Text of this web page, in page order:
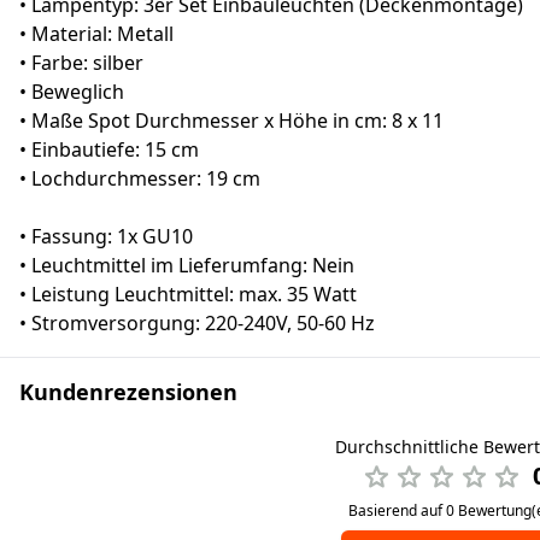
• Material: Metall
• Farbe: silber
• Beweglich
• Maße Spot Durchmesser x Höhe in cm: 8 x 11
• Einbautiefe: 15 cm
• Lochdurchmesser: 19 cm
• Fassung: 1x GU10
• Leuchtmittel im Lieferumfang: Nein
• Leistung Leuchtmittel: max. 35 Watt
• Stromversorgung: 220-240V, 50-60 Hz
Kundenrezensionen
Durchschnittliche
Basierend auf 0